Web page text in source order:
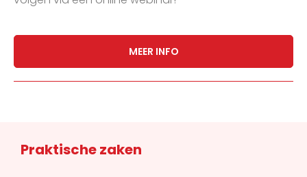
MEER INFO
Praktische zaken